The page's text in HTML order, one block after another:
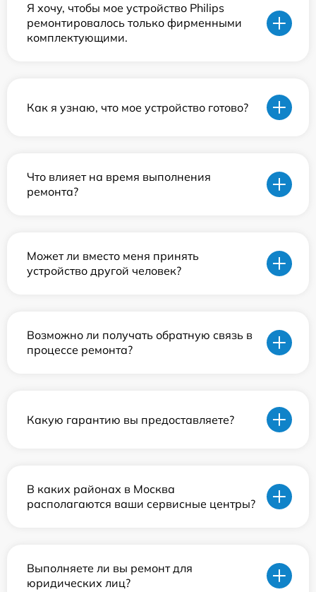
Я хочу, чтобы мое устройство Philips
ремонтировалось только фирменными
комплектующими.
Как я узнаю, что мое устройство готово?
Что влияет на время выполнения
ремонта?
Может ли вместо меня принять
устройство другой человек?
Возможно ли получать обратную связь в
процессе ремонта?
Какую гарантию вы предоставляете?
В каких районах в Москва
располагаются ваши сервисные центры?
Выполняете ли вы ремонт для
юридических лиц?